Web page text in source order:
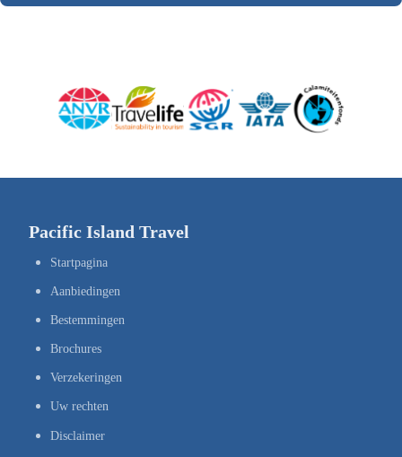
Pacific Island Travel
Startpagina
Aanbiedingen
Bestemmingen
Brochures
Verzekeringen
Uw rechten
Disclaimer